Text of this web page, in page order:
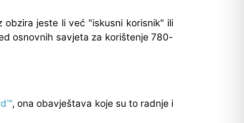
jeste li već "iskusni korisnik" ili
osnovnih savjeta za korištenje 780-
, ona obavještava koje su to radnje i